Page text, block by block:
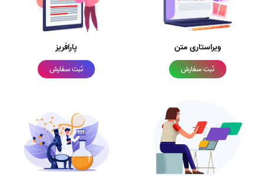
ویراستاری متن
ثبت سفارش
پارافریز
ثبت سفارش